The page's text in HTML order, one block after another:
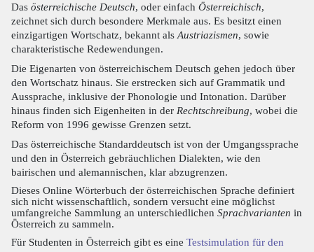
Das österreichische Deutsch, oder einfach Österreichisch,
zeichnet sich durch besondere Merkmale aus. Es besitzt einen
einzigartigen Wortschatz, bekannt alsAustriazismen, sowie
charakteristische Redewendungen.
Die Eigenarten von österreichischem Deutsch gehen jedoch über
den Wortschatz hinaus. Sie erstrecken sich auf Grammatik und
Aussprache, inklusive der Phonologie und Intonation. Darüber
hinaus finden sich Eigenheiten in der Rechtschreibung, wobei die
Reform von 1996 gewisse Grenzen setzt.
Das österreichische Standarddeutsch ist von der Umgangssprache
und den in Österreich gebräuchlichen Dialekten, wie den
bairischen und alemannischen, klar abzugrenzen.
Dieses Online Wörterbuch der österreichischen Sprache definiert
sich nicht wissenschaftlich, sondern versucht eine möglichst
umfangreiche Sammlung an unterschiedlichen Sprachvarianten in
Österreich zu sammeln.
Für Studenten in Österreich gibt es eine Testsimulation für den